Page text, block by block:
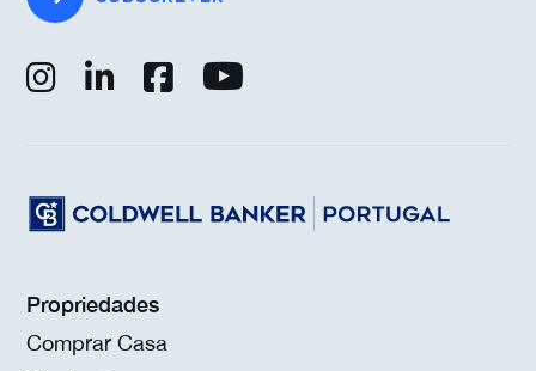
Propriedades
Comprar Casa